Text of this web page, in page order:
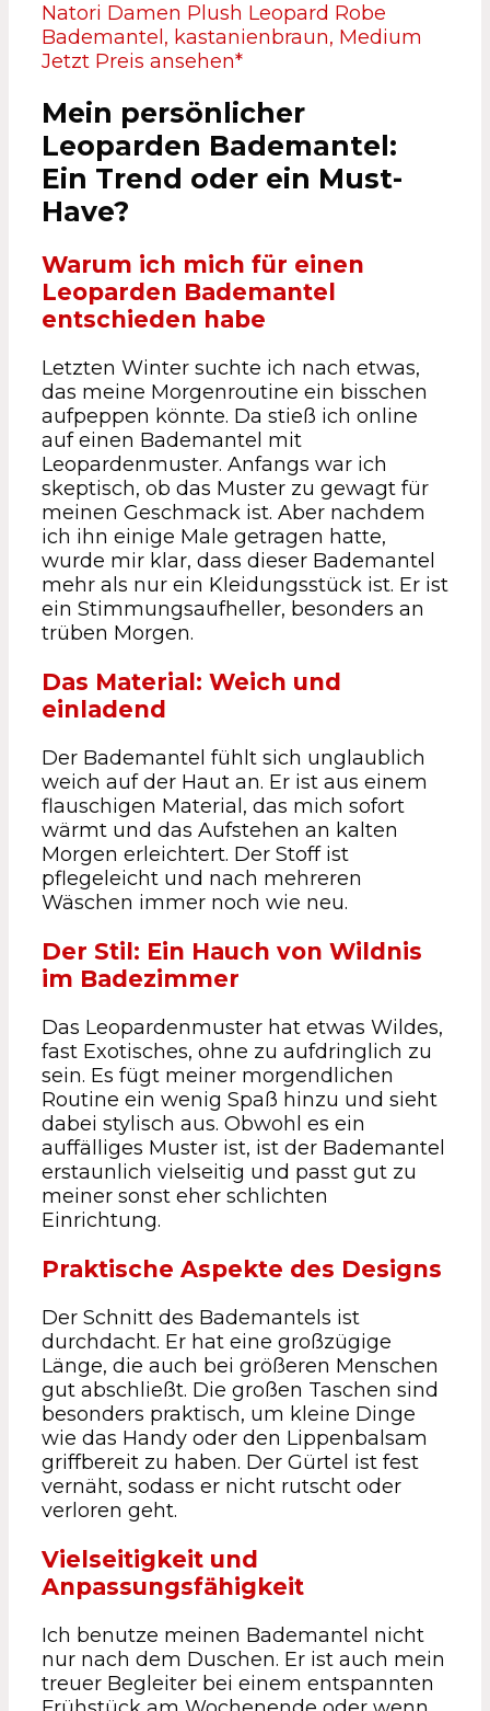
Natori Damen Plush Leopard Robe
Bademantel, kastanienbraun, Medium
Jetzt Preis ansehen*
Mein persönlicher
Leoparden Bademantel:
Ein Trend oder ein Must-
Have?
Warum ich mich für einen
Leoparden Bademantel
entschieden habe
Letzten Winter suchte ich nach etwas,
das meine Morgenroutine ein bisschen
aufpeppen könnte. Da stieß ich online
auf einen Bademantel mit
Leopardenmuster. Anfangs war ich
skeptisch, ob das Muster zu gewagt für
meinen Geschmack ist. Aber nachdem
ich ihn einige Male getragen hatte,
wurde mir klar, dass dieser Bademantel
mehr als nur ein Kleidungsstück ist. Er ist
ein Stimmungsaufheller, besonders an
trüben Morgen.
Das Material: Weich und
einladend
Der Bademantel fühlt sich unglaublich
weich auf der Haut an. Er ist aus einem
flauschigen Material, das mich sofort
wärmt und das Aufstehen an kalten
Morgen erleichtert. Der Stoff ist
pflegeleicht und nach mehreren
Wäschen immer noch wie neu.
Der Stil: Ein Hauch von Wildnis
im Badezimmer
Das Leopardenmuster hat etwas Wildes,
fast Exotisches, ohne zu aufdringlich zu
sein. Es fügt meiner morgendlichen
Routine ein wenig Spaß hinzu und sieht
dabei stylisch aus. Obwohl es ein
auffälliges Muster ist, ist der Bademantel
erstaunlich vielseitig und passt gut zu
meiner sonst eher schlichten
Einrichtung.
Praktische Aspekte des Designs
Der Schnitt des Bademantels ist
durchdacht. Er hat eine großzügige
Länge, die auch bei größeren Menschen
gut abschließt. Die großen Taschen sind
besonders praktisch, um kleine Dinge
wie das Handy oder den Lippenbalsam
griffbereit zu haben. Der Gürtel ist fest
vernäht, sodass er nicht rutscht oder
verloren geht.
Vielseitigkeit und
Anpassungsfähigkeit
Ich benutze meinen Bademantel nicht
nur nach dem Duschen. Er ist auch mein
treuer Begleiter bei einem entspannten